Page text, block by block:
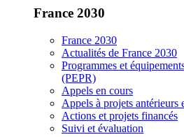
France 2030
France 2030
Actualités de France 2030
Programmes et
(PEPR)
Appels en cours
Appels à projets antérieurs
Actions et projets financés
Suivi et évaluation